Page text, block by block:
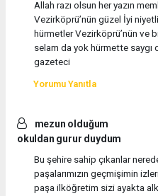
Allah razı olsun her yazın
Vezirköprü’nün güzel İyi
hürmetler Vezirköprü’nün ve
selam da yok hürmette saygı
gazeteci
Yorumu Yanıtla
mezun olduğum
okuldan gurur duydum
Bu şehire sahip çıkanlar
paşalarımızın geçmişimin
paşa ilköğretim sizi ayakta